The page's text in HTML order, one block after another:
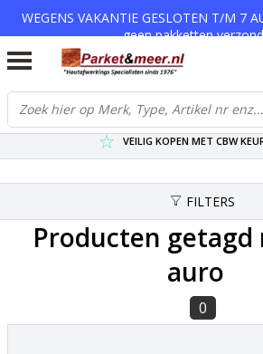
WEGENS VAKANTIE GESLOTEN T/M 7
geen pakketten
VERZENDKOSTEN € 7,95 (GRATIS
SCHERPSTE PRIJZEN TOT WEL
VEILIG KOPEN MET CBW
FILTERS
Producten getagd
auro
0